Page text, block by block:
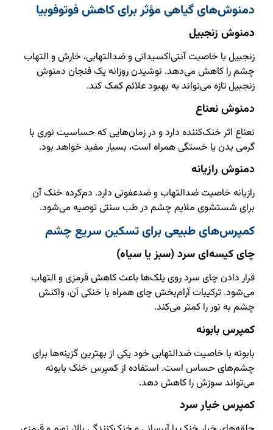
دمنوش‌های گیاهی مؤثر برای کاهش فوتوفوبیا
دمنوش زنجبیل
زنجبیل با خاصیت آنتی‌اکسیدانی و ضدالتهابی، خارش و التهاب
چشم را کاهش می‌دهد. نوشیدن روزانه یک فنجان دمنوش
زنجبیل تازه می‌تواند به بهبود علائم کمک کند.
دمنوش نعناع
نعناع اثر خنک‌کننده دارد و در زمان‌هایی که حساسیت نوری با
گرمی بدن یا خستگی همراه است، بسیار مفید خواهد بود.
دمنوش رازیانه
رازیانه خاصیت ضدالتهاب و ضدعفونی دارد. دم‌کرده خنک آن
برای شستشوی ملایم چشم در طب سنتی توصیه می‌شود.
کمپرس‌های طبیعی برای تسکین سریع چشم
چای کیسه‌ای سرد (سبز یا سیاه)
قرار دادن چای سرد روی پلک‌ها باعث کاهش قرمزی و التهاب
می‌شود. ترکیبات آرام‌بخش چای همراه با خنکی آن، واکنش
چشم به نور را کمتر می‌کند.
کمپرس بابونه
بابونه با خاصیت ضدالتهابی خود یکی از بهترین گزینه‌ها برای
چشم‌های حساس است. استفاده از کمپرس خنک بابونه
می‌تواند سوزش را کاهش دهد.
کمپرس خیار سرد